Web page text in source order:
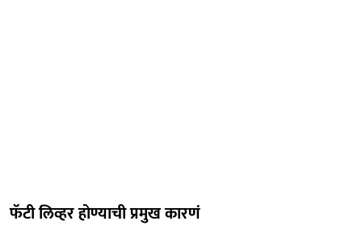
फॅटी लिव्हर होण्याची प्रमुख कारणं